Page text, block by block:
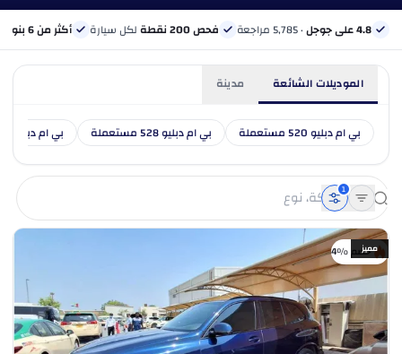
4.8 على جوجل · 5,785 مراجعة فحص 200 نقطة لكل سيارة أكثر من 6 بنوك
الموديلات الشائعة مدينة
بي ام دبليو 520 مستعملة بي ام دبليو 528 مستعملة بي ام دبليو 530 مستعملة
1
خصم %4مميز